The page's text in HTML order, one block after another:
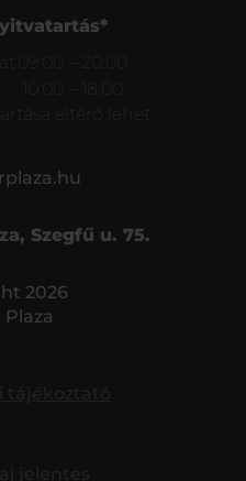
09:00 – 20:00
eltérő lehet.
Szegfű u. 75.
2026